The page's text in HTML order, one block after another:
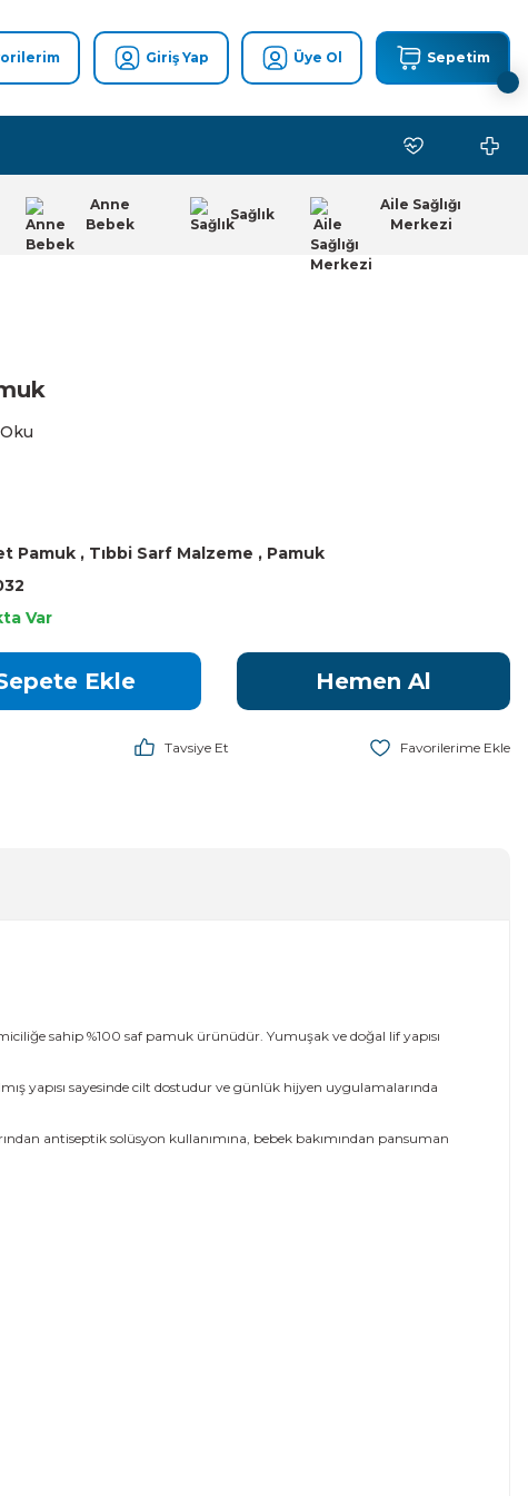
Giriş Yap Üye Ol Sepetim
Anne
Bebek
Sağlık
Aile Sağlığı
Merkezi
Pamuk , Tıbbi Sarf Malzeme , Pamuk
Var
Ekle Hemen Al
Tavsiye Et
sahip %100 saf pamuk ürünüdür. Yumuşak ve doğal lif yapısı
yapısı sayesinde cilt dostudur ve günlük hijyen uygulamalarında
antiseptik solüsyon kullanımına, bebek bakımından pansuman